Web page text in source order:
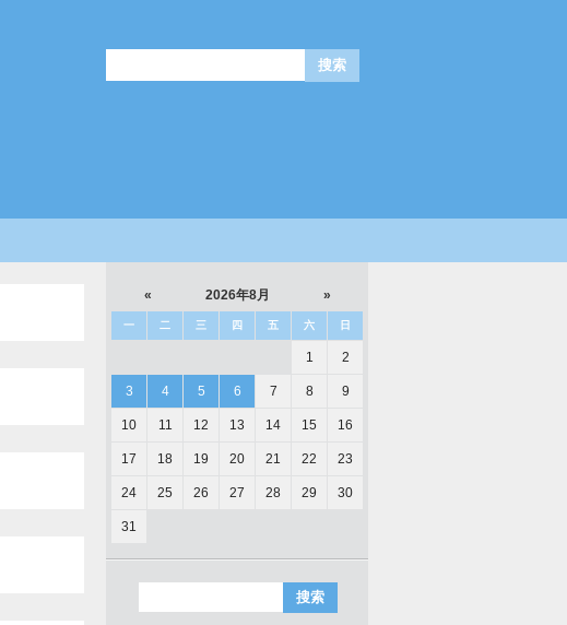
« 2026年8月 »
一 二 三 四 五 六 日
1 2
3 4 5 6 7 8 9
10 11 12 13 14 15 16
17 18 19 20 21 22 23
24 25 26 27 28 29 30
31